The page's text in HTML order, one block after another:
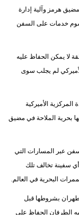
هرمز وآلية إدارة
خدمات على السفن
لا يمكن الحفاظ عليه
لم يجلب سوى
الأميركية
بحرية الملاحة في مضيق
عبر المسارات التي
سفينة تخالف تلك
البحرية في العالم.
بشروطها قبل
الطرفان الحفاظ على